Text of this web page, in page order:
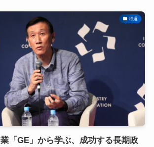
特選
「GE」から学ぶ、成功する長期政